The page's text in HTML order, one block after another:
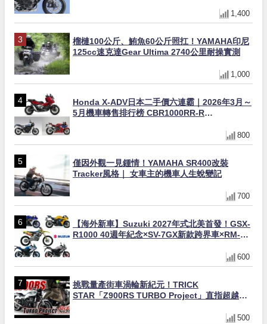
1,400
榴槤100公斤、鮪魚60公斤照扛！YAMAHA印尼
125cc速克達Gear Ultima 2740公里耐操實測
1,000
Honda X-ADV日本二手價六連霸｜2026年3月～
5月機車轉售排行榜 CBR1000RR-R
800
僅因外觀一見鍾情！YAMAHA SR400改裝
Tracker風格｜ 女車主的機車人生蛻變記
700
【海外新車】Suzuki 2027年式北美首發！GSX-
R1000 40週年紀念×SV-7GX新款跨界車×RM-
600
挑戰量產街車渦輪新紀元！TRICK
STAR「Z900RS TURBO Project」直指超越
500